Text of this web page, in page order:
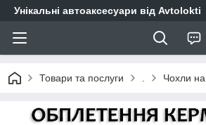
Унікальні автоаксесуари від Avtolokti
Товари та послуги Чохли